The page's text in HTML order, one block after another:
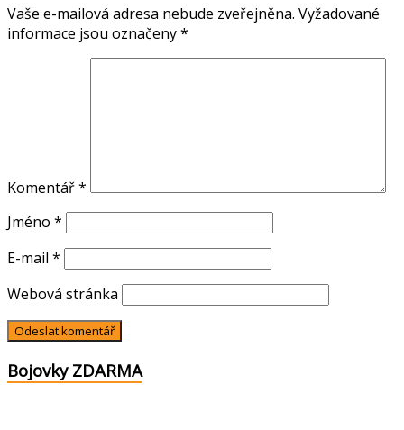
Vaše e-mailová adresa nebude zveřejněna. Vyžadované
informace jsou označeny*
Komentář*
Jméno *
E-mail *
Webová stránka
Bojovky ZDARMA